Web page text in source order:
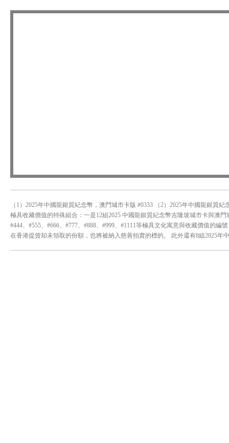
（1）2025年中國龍銀質紀念幣，澳門城市卡版 #0333 （2）2025年中國龍銀質
極具收藏價值的特殊組合：一是12組2025 中國龍銀質紀念幣吉隆玻城市卡與澳
#444、#555、#666、#777、#888、#999、#1111等極具文化寓意與收藏價值的
在香港提貨却未領取的份額，也將被納入慈善拍賣的標的。 此外還有8組2025